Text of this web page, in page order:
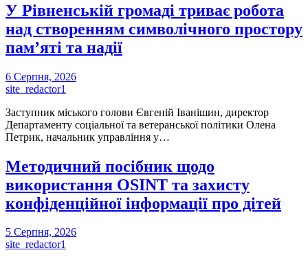
У Рівненській громаді триває робота
над створенням символічного простору
пам’яті та надії
6 Серпня, 2026
site_redactor1
Заступник міського голови Євгеній Іванішин, директор
Департаменту соціальної та ветеранської політики Олена
Петрик, начальник управління у…
Методичний посібник щодо
використання OSINT та захисту
конфіденційної інформації про дітей
5 Серпня, 2026
site_redactor1